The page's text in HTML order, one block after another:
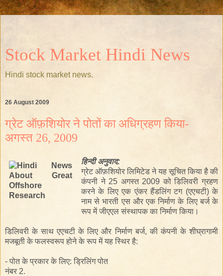
Stock Market Hindi News
Hindi stock market news.
26 August 2009
ग्रेट ऑफ़शियोर ने पोतों का अधिग्रहण किया-
अगस्त 26, 2009
हिन्दीअनुवाद:
ग्रेट ऑफ़शियोर लिमिटेड ने यह सूचित किया है की
कंपनी ने 25 अगस्त 2009 को डिलिवरी ग्रहण
करने के लिए एक एंकर हैंडलिंग टग (एएचटी) के
नामसे भारती एस औरएक निर्माण के लिए बर्ज के
रूप में जीएएल संस्थापक का निर्माण किया।
डिलिवरी के साथ एएचटी के लिए और निर्माण बर्ज, की कंपनी के शीघ्रागामी
मजबूती के फलस्वरूप होने के रूप में यह स्थिर है:
- पोत के प्रकार के लिए: ड्रिलिंग पोत
नंबर 2.